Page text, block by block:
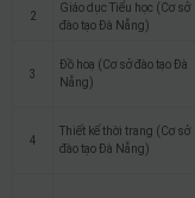
2
Giáo dục Tiểu học (Cơ sở
đào tạo Đà Nẵng)
3
Đồ hoạ (Cơ sở đào tạo Đà
Nẵng)
4
Thiết kế thời trang (Cơ sở
đào tạo Đà Nẵng)